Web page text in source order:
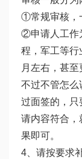
①常规审核，
②申请人工作
程，军工等行
月左右，甚至
不过不管怎么
过面签的，只
请内容符合，
果即可。
4、请按要求